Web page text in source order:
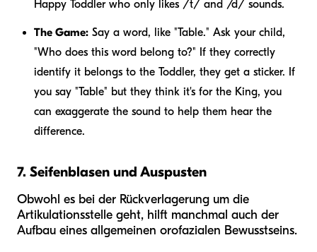
Happy Toddler who only likes /t/ and /d/ sounds.
The Game: Say a word, like "Table." Ask your child,
"Who does this word belong to?" If they correctly
identify it belongs to the Toddler, they get a sticker. If
you say "Table" but they think it's for the King, you
can exaggerate the sound to help them hear the
difference.
7. Seifenblasen und Auspusten
Obwohl es bei der Rückverlagerung um die
Artikulationsstelle geht, hilft manchmal auch der
Aufbau eines allgemeinen orofazialen Bewusstseins.